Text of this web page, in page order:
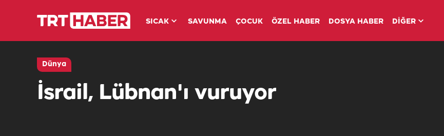
SICAK SAVUNMA ÇOCUK ÖZEL HABER DOSYA HABER DİĞER
Dünya
İsrail, Lübnan'ı vuruyor